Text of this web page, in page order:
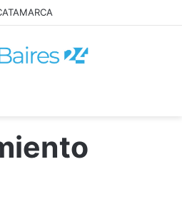
de Propiedad Privada